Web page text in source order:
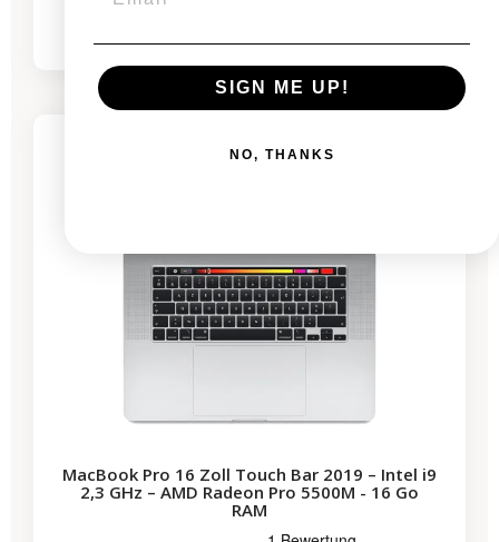
-530,59 €
MacBook Pro 16 Zoll Touch Bar 2019 – Intel i9
2,3 GHz – AMD Radeon Pro 5500M - 16 Go
RAM
SIGN ME UP!
NO, THANKS